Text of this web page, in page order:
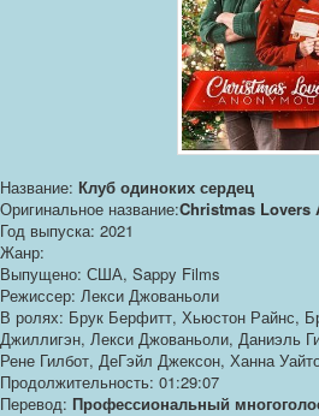
Название: Клуб одиноких сердец
Оригинальное название:Christmas Lovers
Год выпуска: 2021
Жанр:
Выпущено: США, Sappy Films
Режиссер: Лекси Джованьоли
В ролях: Брук Берфитт, Хьюстон Райнс,
Джиллигэн, Лекси Джованьоли, Даниэль
Рене Гилбот, ДеГэйл Джексон, Ханна
Продолжительность: 01:29:07
Перевод: Профессиональный